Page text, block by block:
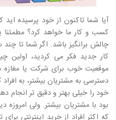
آیا شما تاکنون از خود پرسیده
کسب و کار ما خواهد کرد؟
چالش برانگیز باشد. اگر شما تا
کار جدید فکر می کردید، اولین
موقعیت خوب برای شرکت یا مغازه
دسترسی به مشتریان بیشتر، به
خود را خیلی بهتر و دقیق تر انجام
بود با مشتریان بیشتر. ولی امروزه
که اکثر افراد از خرید اینترنتی